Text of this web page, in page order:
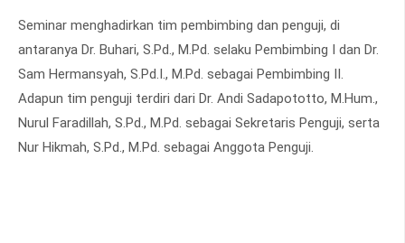
Seminar menghadirkan tim pembimbing dan penguji, di
antaranya Dr. Buhari, S.Pd., M.Pd. selaku Pembimbing I dan Dr.
Sam Hermansyah, S.Pd.I., M.Pd. sebagai Pembimbing II.
Adapun tim penguji terdiri dari Dr. Andi Sadapototto, M.Hum.,
Nurul Faradillah, S.Pd., M.Pd. sebagai Sekretaris Penguji, serta
Nur Hikmah, S.Pd., M.Pd. sebagai Anggota Penguji.